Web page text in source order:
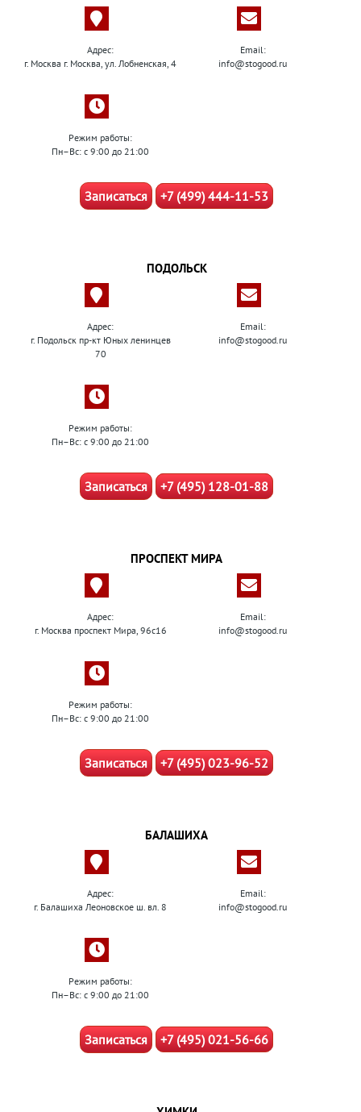
Адрес:
г. Москва г. Москва, ул. Лобненская, 4
Email:
info@stogood.ru
Режим работы:
Пн–Вс: с 9:00 до 21:00
Записаться +7 (499) 444-11-53
ПОДОЛЬСК
Адрес:
г. Подольск пр-кт Юных ленинцев
70
Email:
info@stogood.ru
Режим работы:
Пн–Вс: с 9:00 до 21:00
Записаться +7 (495) 128-01-88
ПРОСПЕКТ МИРА
Адрес:
г. Москва проспект Мира, 96с16
Email:
info@stogood.ru
Режим работы:
Пн–Вс: с 9:00 до 21:00
Записаться +7 (495) 023-96-52
БАЛАШИХА
Адрес:
г. Балашиха Леоновское ш. вл. 8
Email:
info@stogood.ru
Режим работы:
Пн–Вс: с 9:00 до 21:00
Записаться +7 (495) 021-56-66